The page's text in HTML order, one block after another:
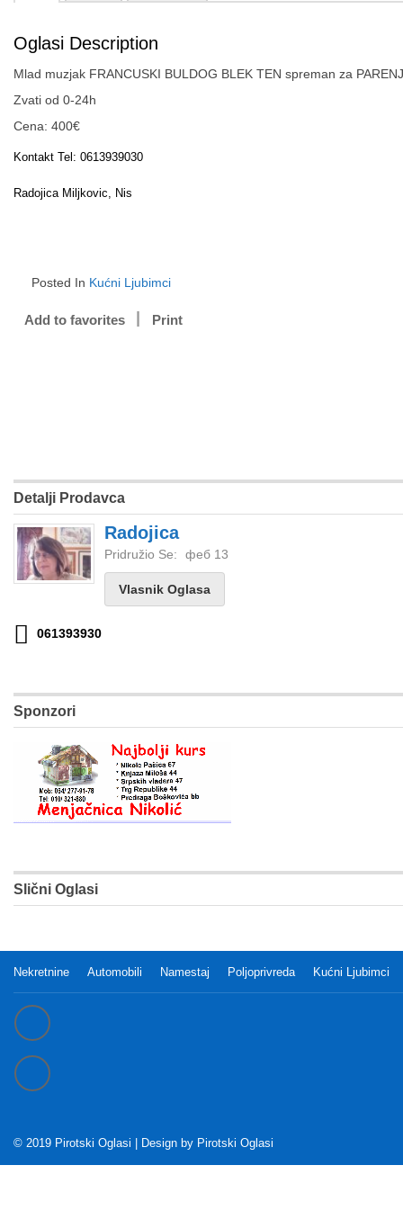
Oglasi Description
Mlad muzjak FRANCUSKI BULDOG BLEK TEN spreman za
Zvati od 0-24h
Cena: 400€
Kontakt Tel: 0613939030
Radojica Miljkovic, Nis
Posted In Kućni Ljubimci
Add to favorites Print
Detalji Prodavca
Radojica
Pridružio Se: феб 13
Vlasnik Oglasa
061393930
Sponzori
Slični Oglasi
Nekretnine Automobili Namestaj Poljoprivreda Kućni Ljubimci
© 2019 Pirotski Oglasi | Design by Pirotski Oglasi